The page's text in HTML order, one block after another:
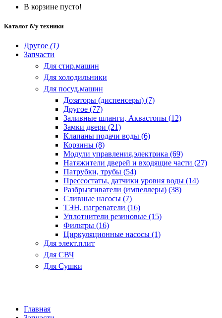
В корзине пусто!
Каталог б/у техники
Другое (1)
Запчасти
Для стир.машин
Для холодильники
Для посуд.машин
Дозаторы (диспенсеры) (7)
Другое (77)
Заливные шланги, Аквастопы (12)
Замки двери (21)
Клапаны подачи воды (6)
Корзины (8)
Модули управления,электрика (69)
Натяжители дверей и входящие части (27)
Патрубки, трубы (54)
Прессостаты, датчики уровня воды (14)
Разбрызгиватели (импеллеры) (38)
Сливные насосы (7)
ТЭН, нагреватели (16)
Уплотнители резиновые (15)
Фильтры (16)
Циркуляционные насосы (1)
Для элект.плит
Для СВЧ
Для Сушки
Главная